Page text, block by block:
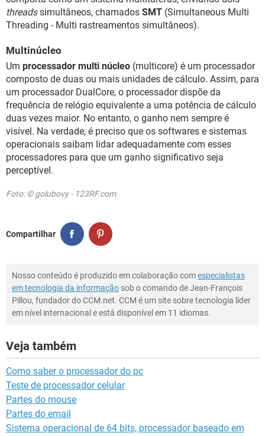
threadssimultâneos, chamados SMT (Simultaneous Multi
Threading - Multi rastreamentos simultâneos).
Multinúcleo
Um processador multi núcleo (multicore) é um processador
composto de duas ou mais unidades de cálculo. Assim, para
um processador DualCore, o processador dispõe da
frequência de relógio equivalente a uma potência de cálculo
duas vezes maior. No entanto, o ganho nem sempre é
visível. Na verdade, é preciso que os softwares e sistemas
operacionais saibam lidar adequadamente com esses
processadores para que um ganho significativo seja
perceptível.
Foto: © golubovy - 123RF.com
Compartilhar
Nosso conteúdo é produzido em colaboração comespecialistas
em tecnologia da informação sob o comando de Jean-François
Pillou, fundador do CCM.net. CCM é um site sobre tecnologia líder
em nível internacional e está disponível em 11 idiomas.
Veja também
Como saber o processador do pc
Teste de processador celular
Partes do mouse
Partes do email
Sistema operacional de 64 bits, processador baseado em